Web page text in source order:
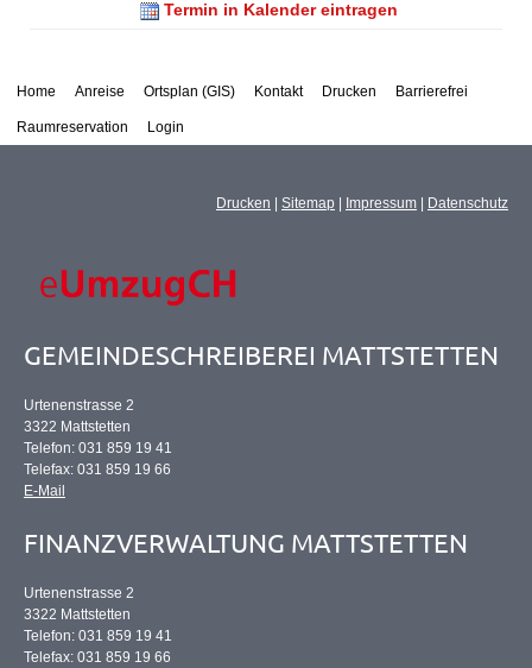
Termin in Kalender eintragen
Home Anreise Ortsplan (GIS) Kontakt Drucken Barrierefrei
Raumreservation Login
Drucken Sitemap Impressum Datenschutz
GEMEINDESCHREIBEREI MATTSTETTEN
Urtenenstrasse 2
3322 Mattstetten
Telefon: 031 859 19 41
Telefax: 031 859 19 66
E-Mail
FINANZVERWALTUNG MATTSTETTEN
Urtenenstrasse 2
3322 Mattstetten
Telefon: 031 859 19 41
Telefax: 031 859 19 66